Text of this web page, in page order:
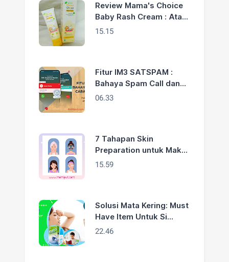
Review Mama's Choice
Baby Rash Cream : Atasi
Biang Keringat Anakku
15.15
Fitur IM3 SATSPAM :
Bahaya Spam Call dan
Cara Mengatasinya
06.33
7 Tahapan Skin
Preparation untuk Make
Up Lebaran yang
15.59
Solusi Mata Kering: Must
Have Item Untuk Si
Digital Savvy
22.46